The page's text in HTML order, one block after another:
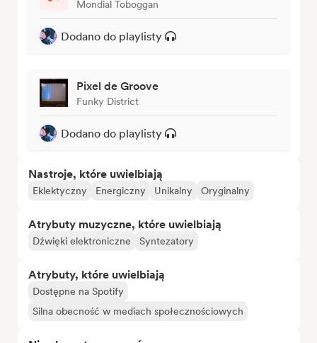
Mondial Toboggan
Dodano do playlisty
Pixel de Groove
Funky District
Dodano do playlisty
Nastroje, które uwielbiają
Eklektyczny Energiczny Unikalny Oryginalny
Atrybuty muzyczne, które uwielbiają
Dźwięki elektroniczne Syntezatory
Atrybuty, które uwielbiają
Dostępne na Spotify
Silna obecność w mediach społecznościowych